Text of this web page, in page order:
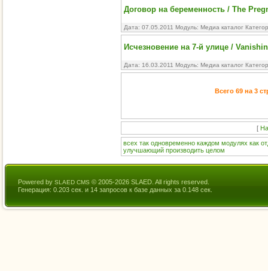
Договор на беременность / The
Дата: 07.05.2011 Модуль: Медиа каталог
Исчезновение на 7-й улице /
Дата: 16.03.2011 Модуль: Медиа каталог
Всего 69 на 3
[
всех так одновременно каждом модулях как
улучшающий производить целом
Powered by SLAED CMS © 2005-2026 SLAED. All rights reserved.
Генерация: 0.203 сек. и 14 запросов к базе данных за 0.148 сек.